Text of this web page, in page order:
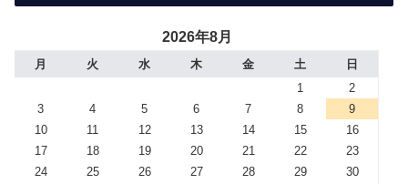
2026年8月
月 火 水 木 金 土
日
1
2
3
4 5 6 7 8
9
10
11 12 13 14 15
16
17
18 19 20 21 22
23
24
25 26 27 28 29
30